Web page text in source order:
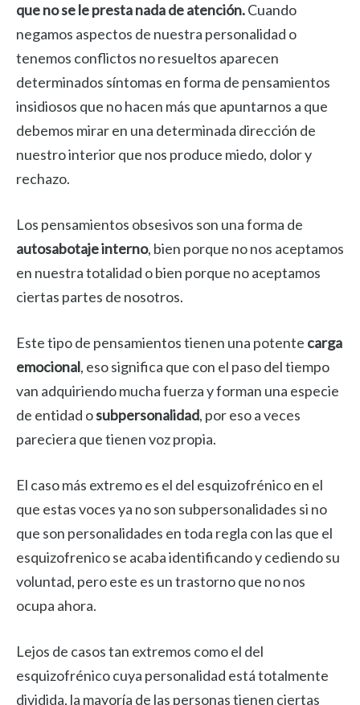
que no se le presta nada de atención.Cuando
negamos aspectos de nuestra personalidad o
tenemos conflictos no resueltos aparecen
determinados síntomas en forma de pensamientos
insidiosos que no hacen más que apuntarnos a que
debemos mirar en una determinada dirección de
nuestro interior que nos produce miedo, dolor y
rechazo.
Los pensamientos obsesivos son una forma de
autosabotaje interno, bien porque no nos aceptamos
en nuestra totalidad o bien porque no aceptamos
ciertas partes de nosotros.
Este tipo de pensamientos tienen una potente carga
emocional, eso significa que con el paso del tiempo
van adquiriendo mucha fuerza y forman una especie
de entidad osubpersonalidad, por eso a veces
pareciera que tienen voz propia.
El caso más extremo es el del esquizofrénico en el
que estas voces ya no son subpersonalidades si no
que son personalidades en toda regla con las que el
esquizofrenico se acaba identificando y cediendo su
voluntad, pero este es un trastorno que no nos
ocupa ahora.
Lejos de casos tan extremos como el del
esquizofrénico cuya personalidad está totalmente
dividida, la mayoría de las personas tienen ciertas